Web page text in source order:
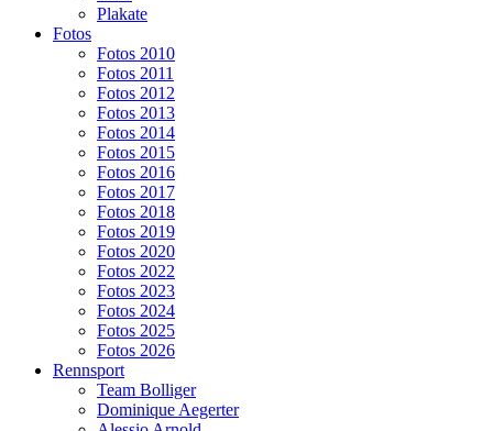
Plakate
Fotos
Fotos 2010
Fotos 2011
Fotos 2012
Fotos 2013
Fotos 2014
Fotos 2015
Fotos 2016
Fotos 2017
Fotos 2018
Fotos 2019
Fotos 2020
Fotos 2022
Fotos 2023
Fotos 2024
Fotos 2025
Fotos 2026
Rennsport
Team Bolliger
Dominique Aegerter